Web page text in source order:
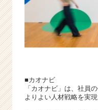
■カオナビ
「カオナビ」は、社員
よりよい人材戦略を実